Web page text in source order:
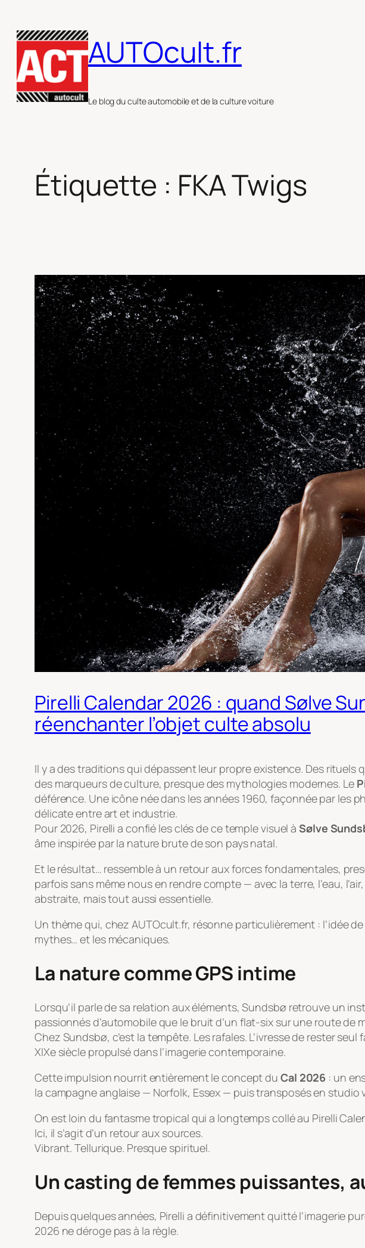
au
contenu
AUTOcult.fr
Le blog du culte automobile et de la culture voiture
Étiquette : FKA Twigs
Pirelli Calendar 2026 : quand Sølve
réenchanter l’objet culte absolu
Il y a des traditions qui dépassent leur propre existence. Des
des marqueurs de culture, presque des mythologies modernes. Le
déférence. Une icône née dans les années 1960, façonnée par
délicate entre art et industrie.
Pour 2026, Pirelli a confié les clés de ce temple visuel àSølve
âme inspirée par la nature brute de son pays natal.
Et le résultat… ressemble à un retour aux forces fondamentales,
parfois sans même nous en rendre compte — avec la terre, l’eau,
abstraite, mais tout aussi essentielle.
Un thème qui, chez AUTOcult.fr, résonne particulièrement : l’idée
mythes… et les mécaniques.
La nature comme GPS intime
Lorsqu’il parle de sa relation aux éléments, Sundsbø retrouve un
passionnés d’automobile que le bruit d’un flat-six sur une route de
Chez Sundsbø, c’est la tempête. Les rafales. L’ivresse de rester
XIXe siècle propulsé dans l’imagerie contemporaine.
Cette impulsion nourrit entièrement le concept du Cal 2026 : un
la campagne anglaise — Norfolk, Essex — puis transposés en studio
On est loin du fantasme tropical qui a longtemps collé au Pirelli
Ici, il s’agit d’un retour aux sources.
Vibrant. Tellurique. Presque spirituel.
Un casting de femmes puissantes,
Depuis quelques années, Pirelli a définitivement quitté l’imagerie
2026 ne déroge pas à la règle.